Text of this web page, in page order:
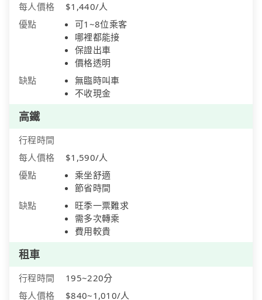
每人價格
$1,440/人
優點
可1~8位乘客
哪裡都能接
保證出車
價格透明
缺點
無臨時叫車
不收現金
高鐵
行程時間
每人價格
$1,590/人
優點
乘坐舒適
節省時間
缺點
旺季一票難求
需多次轉乘
費用較貴
租車
行程時間
195~220分
每人價格
$840~1,010/人